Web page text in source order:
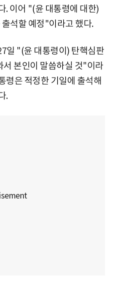
. 이어 "(윤 대통령에 대한)
석할 예정"이라고 했다.
일 "(윤 대통령이) 탄핵심판
서 본인이 말씀하실 것"이라
령은 적정한 기일에 출석해
.